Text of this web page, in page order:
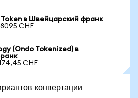
Token в Швейцарский франк
CHF
(Ondo Tokenized) в
CHF
конвертации